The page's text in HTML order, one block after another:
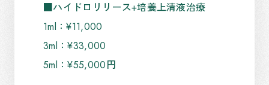
■ハイドロリリース+培養上清液治療
1ml：¥11,000
3ml：¥33,000
5ml：¥55,000円